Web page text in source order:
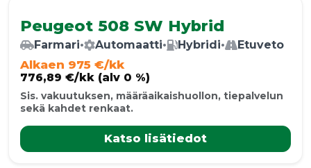
Peugeot 508 SW Hybrid
Farmari• Automaatti• Hybridi• Etuveto
Alkaen 975 €/kk
776,89 €/kk (alv 0 %)
Sis. vakuutuksen, määräaikaishuollon, tiepalvelun
sekä kahdet renkaat.
Katso lisätiedot